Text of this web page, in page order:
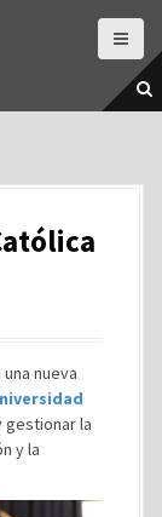
una nueva
gestionar la
y la